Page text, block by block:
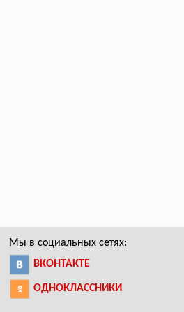
Мы в социальных сетях:
ВКОНТАКТЕ
ОДНОКЛАССНИКИ